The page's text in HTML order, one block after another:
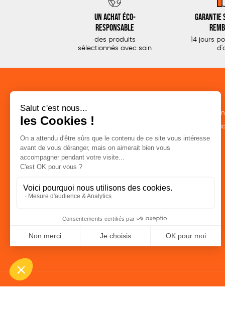
Un achat éco-
responsable
des produits
sélectionnés avec soin
Garantie
14 jours
Epicerie
Maison
Bien-être
Livres
Solicadeaux
Conditions de
Politique de
Mentions légales